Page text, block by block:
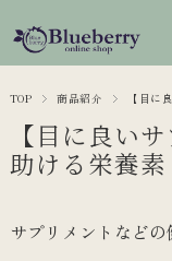
TOP 商品紹介 【目に
【目に良い
助ける栄養素
サプリメントなど